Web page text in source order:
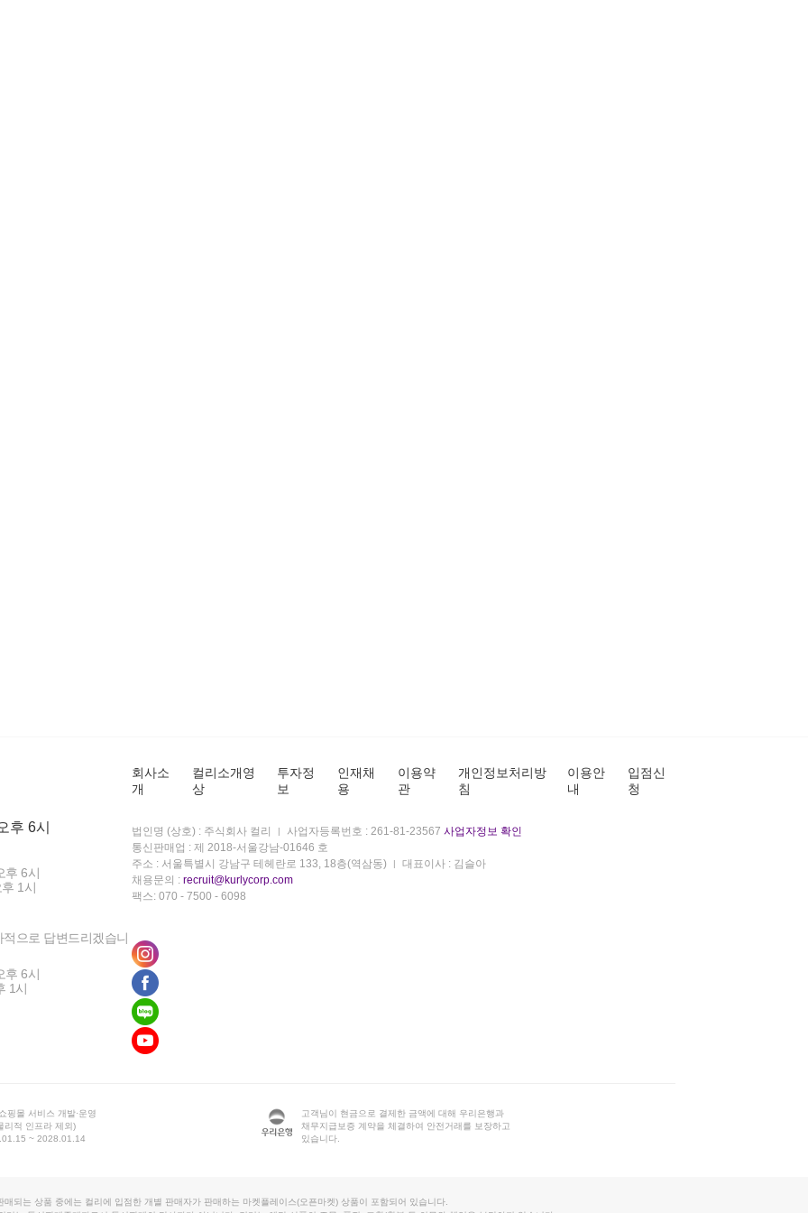
후 6시
후 6시
1시
으로 답변드리겠습니
후 6시
1시
회사소
개
컬리소개영
상
투자정
보
인재채
용
이용약
관
개인정보처리방
침
이용안
내
입점신
청
법인명 (상호) : 주식회사 컬리 사업자등록번호 : 261-81-23567 사업자정보 확인
통신판매업 : 제 2018-서울강남-01646 호
주소 : 서울특별시 강남구 테헤란로 133, 18층(역삼동)
대표이사 : 김슬아
채용문의 : recruit@kurlycorp.com
팩스: 070 - 7500 - 6098
핑몰 서비스 개발·운영
리적 인프라 제외)
~ 2028.01.14
고객님이 현금으로 결제한 금액에 대해 우리은행과
채무지급보증 계약을 체결하여 안전거래를 보장하고
있습니다.
매되는 상품 중에는 컬리에 입점한 개별 판매자가 판매하는 마켓플레이스(오픈마켓) 상품이 포함되어 있습니다.